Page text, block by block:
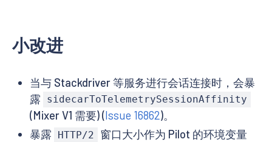
小改进
当与 Stackdriver 等服务进行会话连接时，会暴
露
sidecarToTelemetrySessionAffinity
(Mixer V1 需要) (Issue 16862)。
暴露
HTTP/2
窗口大小作为 Pilot 的环境变量